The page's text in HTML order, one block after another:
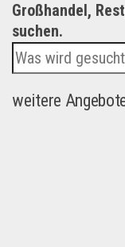
Großhandel,
suchen.
weitere